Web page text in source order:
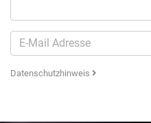
Datenschutzhinweis